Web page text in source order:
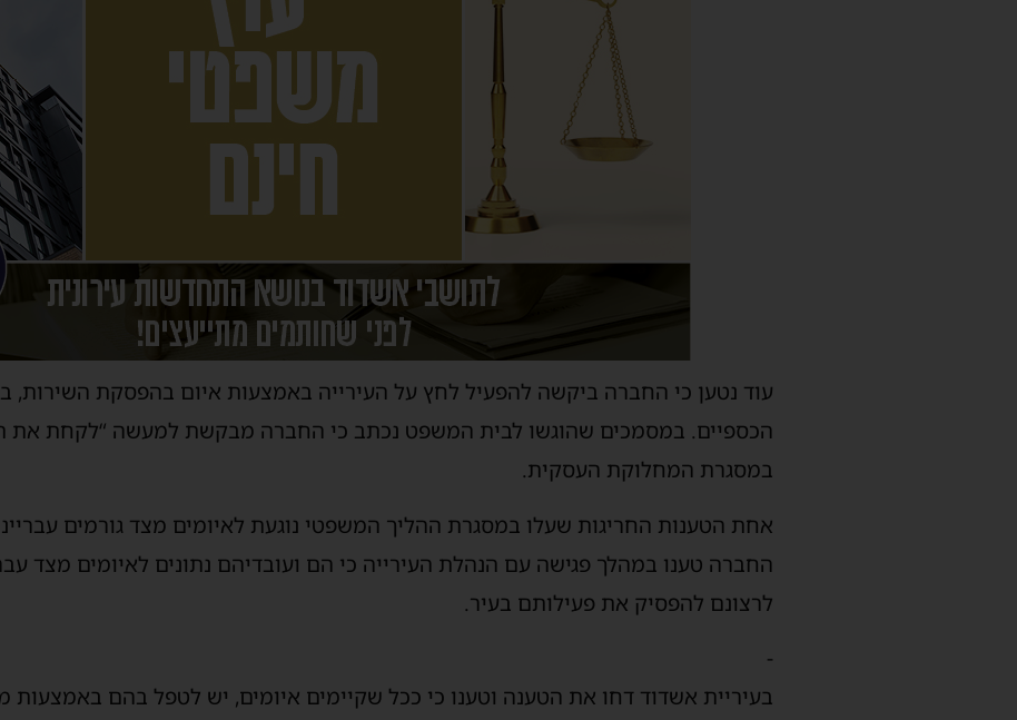
עוד נטען כי החברה ביקשה להפעיל לחץ על העירייה באמצעות איום בהפסקת
הכספיים. במסמכים שהוגשו לבית המשפט נכתב כי החברה מבקשת למעשה “לקחת את
במסגרת המחלוקת העסקית.
אחת הטענות החריגות שעלו במסגרת ההליך המשפטי נוגעת לאיומים מצד גורמים
החברה טענו במהלך פגישה עם הנהלת העירייה כי הם ועובדיהם נתונים לאיומים מצד
לרצונם להפסיק את פעילותם בעיר.
-
בעיריית אשדוד דחו את הטענה וטענו כי ככל שקיימים איומים, יש לטפל בהם